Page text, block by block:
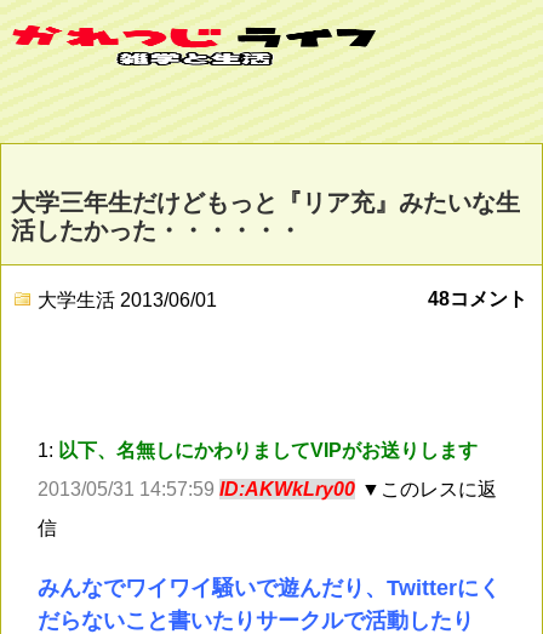
大学三年生だけどもっと『リア充』みたいな生
活したかった・・・・・・
大学生活 2013/06/01 48コメント
1: 以下、名無しにかわりましてVIPがお送りします
2013/05/31 14:57:59 ID:AKWkLry00 ▼このレスに返
信
みんなでワイワイ騒いで遊んだり、Twitterにく
だらないこと書いたりサークルで活動したり